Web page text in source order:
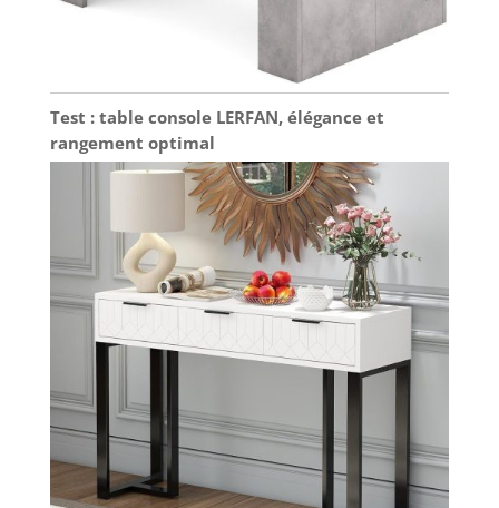
Test : table console LERFAN, élégance et
rangement optimal